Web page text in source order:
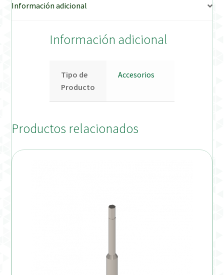
Welcome to DELTA Abutments | Tienda Online!
Información adicional
Información adicional
Tipo de
Producto
Accesorios
Productos relacionados